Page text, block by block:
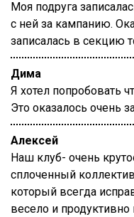
Моя подруга
с ней за кампанию.
записалась в секцию
Дима
Я хотел попробовать
Это оказалось очень
Алексей
Наш клуб- очень
сплоченный
который всегда
весело и продуктивно